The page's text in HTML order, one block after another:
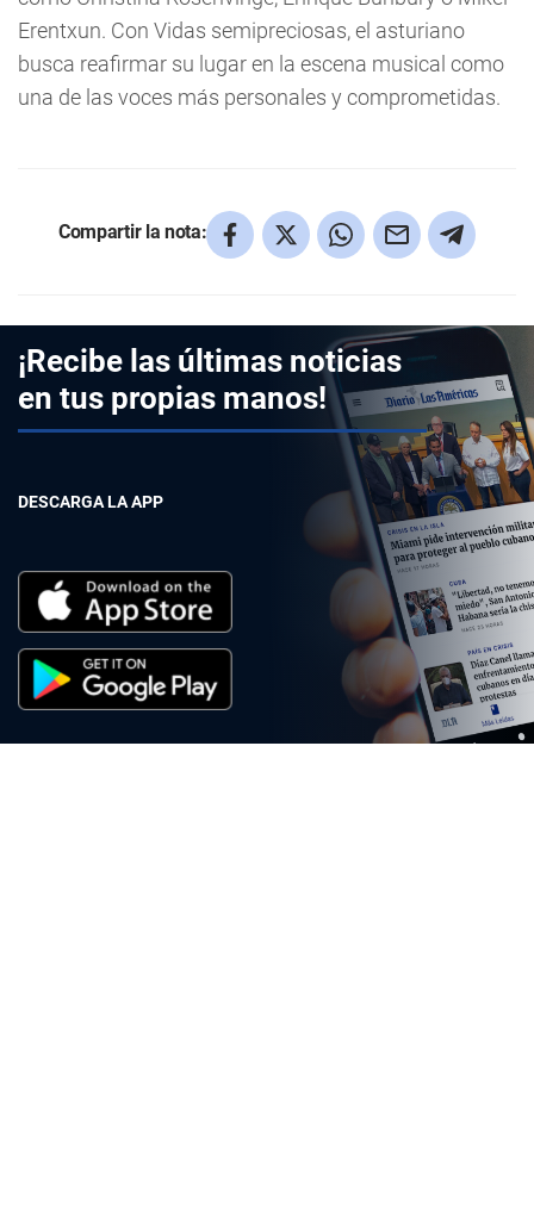
Erentxun. Con Vidas semipreciosas, el asturiano
busca reafirmar su lugar en la escena musical como
una de las voces más personales y comprometidas.
Compartir la nota:
¡Recibe las últimas noticias
en tus propias manos!
DESCARGA LA APP